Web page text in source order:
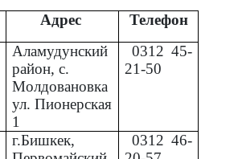
Адрес
Телефон
Аламудунский
район, с.
Молдовановка
ул. Пионерская
1
0312 45-
21-50
г.Бишкек,
0312 46-